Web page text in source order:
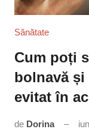
Sănătate
Cum poți
bolnavă
evitat în
de Dorina